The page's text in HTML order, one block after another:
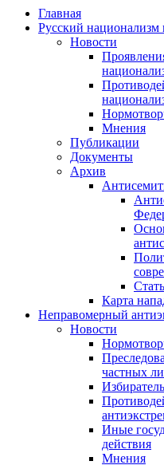
Главная
Русский национализм
Новости
Мнения
Публикации
Документы
Архив
Карта
Неправомерный
Новости
частных
Иные
действия
Мнения